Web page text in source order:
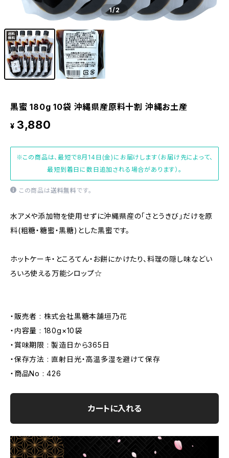
1/2
黒蜜 180g 10袋 沖縄県産原料十割 沖縄お土産
¥ 3,880
※この商品は、最短で8月14日(金)にお届けします（お届け先によって、
最短到着日に数日追加される場合があります）。
この商品は送料無料です。
水アメや添加物を使用せずに沖縄県産の「さとうきび」だけを原
料(粗糖・糖蜜・黒糖)とした黒蜜です。
ホットケーキ・ところてん・お餅にかけたり、料理の隠し味などい
ろいろ使える万能シロップ☆
・販売者 : 株式会社黒糖本舗垣乃花
・内容量 : 180g×10袋
・賞味期限 : 製造日から365日
・保存方法 : 直射日光・高温多湿を避けて保存
・商品No : 426
カートに入れる